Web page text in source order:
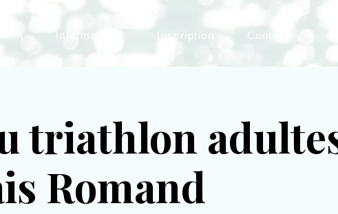
Informations Inscription Contact
triathlon
Romand